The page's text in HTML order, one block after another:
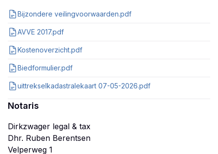
Bijzondere veilingvoorwaarden.pdf
AVVE 2017.pdf
Kostenoverzicht.pdf
Biedformulier.pdf
uittrekselkadastralekaart 07-05-2026.pdf
Notaris
Dirkzwager legal & tax
Dhr. Ruben Berentsen
Velperweg 1